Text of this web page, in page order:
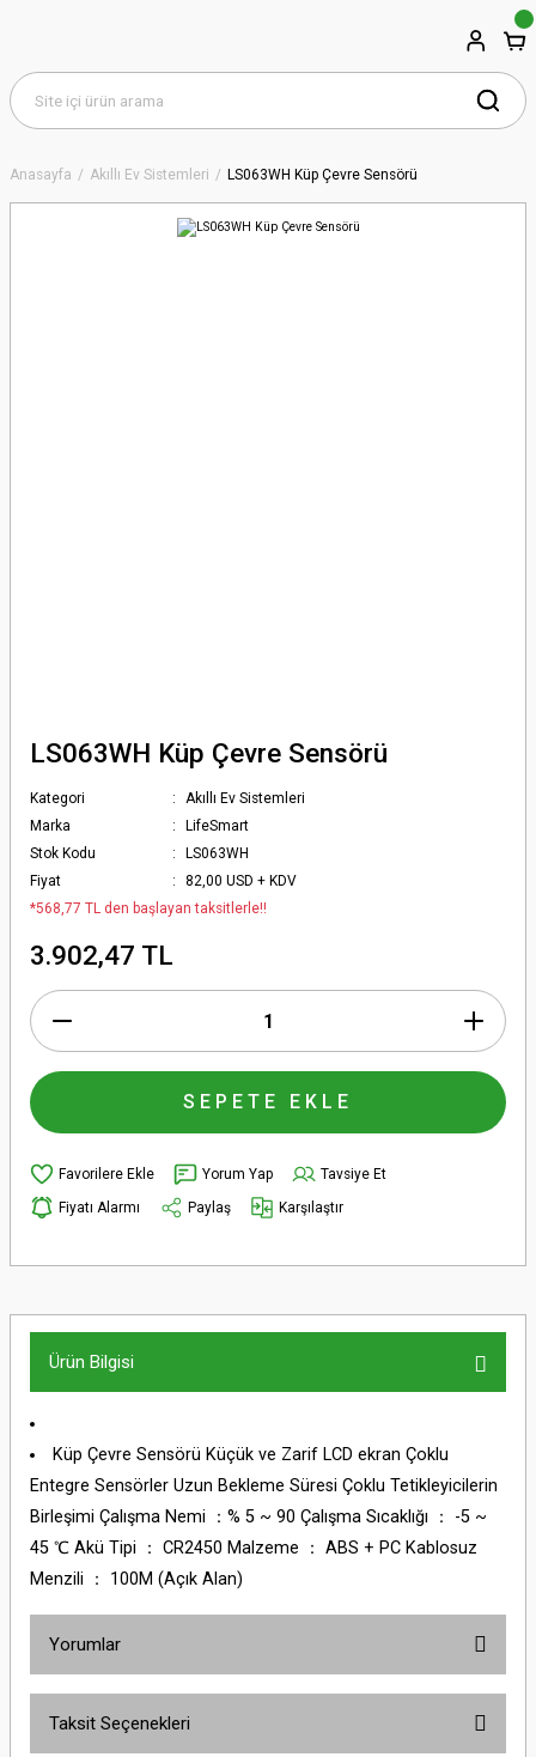
Anasayfa Akıllı Ev Sistemleri LS063WH Küp Çevre Sensörü
LS063WH Küp Çevre Sensörü
Kategori
Akıllı Ev Sistemleri
Marka
LifeSmart
Stok Kodu
LS063WH
Fiyat
82,00 USD + KDV
*568,77 TL den başlayan taksitlerle!!
3.902,47 TL
SEPETE EKLE
Yorum Yap
Tavsiye Et
Fiyatı Alarmı
Paylaş Karşılaştır
Ürün Bilgisi
Küp Çevre Sensörü Küçük ve Zarif LCD ekran Çoklu
Entegre Sensörler Uzun Bekleme Süresi Çoklu Tetikleyicilerin
Birleşimi Çalışma Nemi ：% 5 ~ 90 Çalışma Sıcaklığı ： -5 ~
45 ℃ Akü Tipi ： CR2450 Malzeme ： ABS + PC Kablosuz
Menzili ： 100M (Açık Alan)
Yorumlar
Taksit Seçenekleri